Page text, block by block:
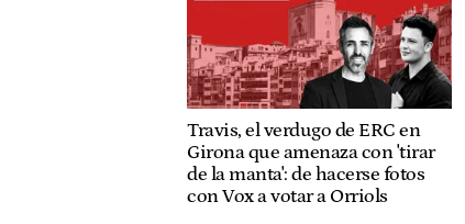
Travis, el verdugo de ERC en
Girona que amenaza con 'tirar
de la manta': de hacerse fotos
con Vox a votar a Orriols